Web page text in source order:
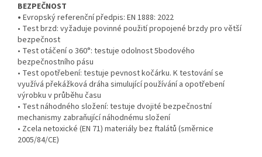
BEZPEČNOST
• Evropský referenční předpis: EN 1888: 2022
• Test brzd: vyžaduje povinné použití propojené brzdy pro větší
bezpečnost
• Test otáčení o 360°: testuje odolnost 5bodového
bezpečnostního pásu
• Test opotřebení: testuje pevnost kočárku. K testování se
využívá překážková dráha simulující používání a opotřebení
výrobku v průběhu času
• Test náhodného složení: testuje dvojité bezpečnostní
mechanismy zabraňující náhodnému složení
• Zcela netoxické (EN 71) materiály bez ftalátů (směrnice
2005/84/CE)